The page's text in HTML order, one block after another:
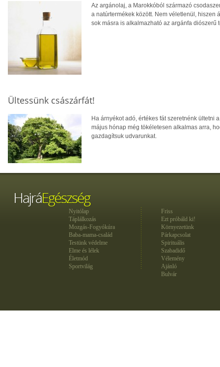
Az argánolaj, a Marokkóból származó
a natúrtermékek között. Nem véletlenül,
sok másra is alkalmazható az argánfa diószerű
Ültessünk császárfát!
Ha árnyékot adó, értékes fát szeretnénk ültetni
május hónap még tökéletesen alkalmas arra,
gazdagítsuk udvarunkat.
Nyitólap
Táplálkozás
Mozgás-Fogyókúra
Baba-mama-család
Testünk védelme
Elme és lélek
Életmód
Sportvilág
Friss
Ezt próbáld ki!
Környezetünk
Párkapcsolat
Spirituális
Szabadidő
Vélemény
Ajánló
Bulvár